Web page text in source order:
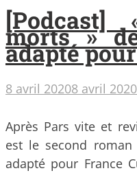
morts »
adapté
8 avril 20208 avril 2020
Après Pars vite et
est le second
adapté pour France